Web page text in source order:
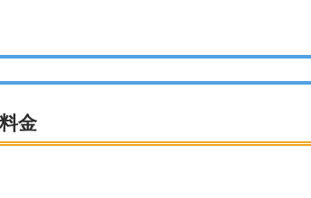
金